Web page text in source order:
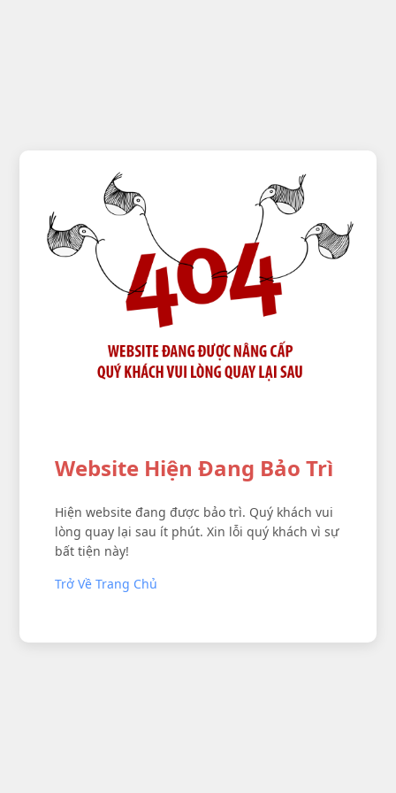
Website Hiện Đang Bảo Trì
Hiện website đang được bảo trì. Quý khách vui
lòng quay lại sau ít phút. Xin lỗi quý khách vì sự
bất tiện này!
Trở Về Trang Chủ